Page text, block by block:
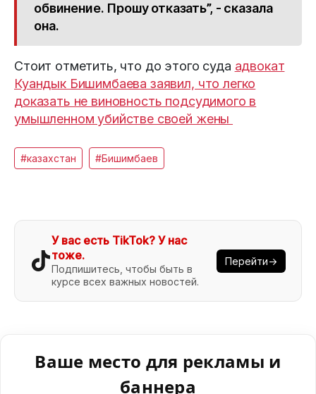
обвинение. Прошу отказать”, - сказала
она.
Стоит отметить, что до этого суда адвокат
Куандык Бишимбаева заявил, что легко
доказать не виновность подсудимого в
умышленном убийстве своей жены
#казахстан #Бишимбаев
У вас есть TikTok? У нас
тоже.
Подпишитесь, чтобы быть в
курсе всех важных новостей.
Перейти→
Ваше место для рекламы и
баннера